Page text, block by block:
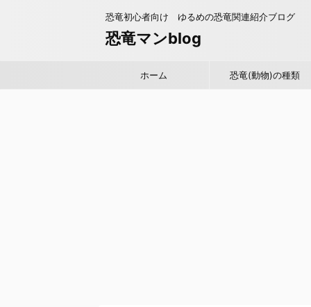
恐竜初心者向け ゆるめの恐竜関連紹介ブログ
恐竜マンblog
ホーム 恐竜(動物)の種類